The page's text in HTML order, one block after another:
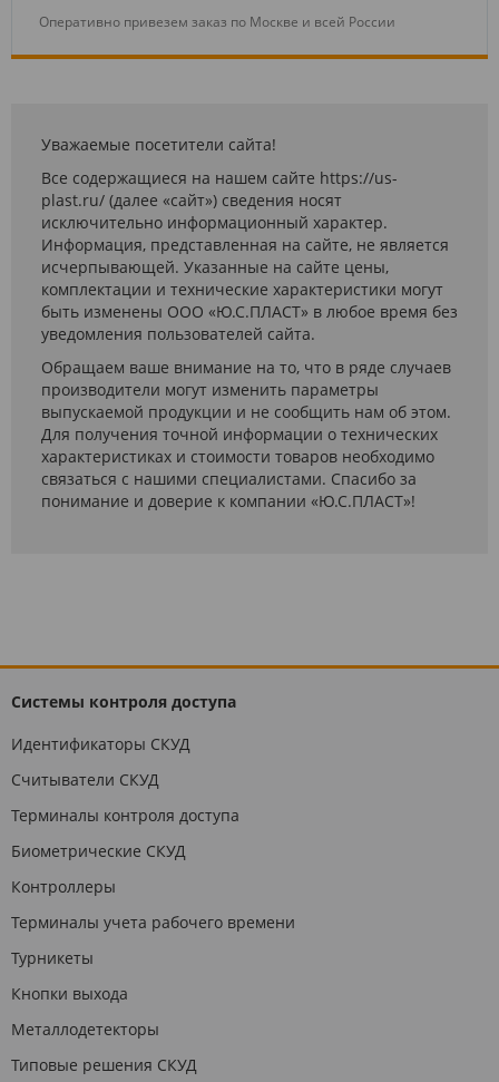
Оперативно привезем заказ по Москве и всей России
Уважаемые посетители сайта!
Все содержащиеся на нашем сайте https://us-
plast.ru/ (далее «сайт») сведения носят
исключительно информационный характер.
Информация, представленная на сайте, не является
исчерпывающей. Указанные на сайте цены,
комплектации и технические характеристики могут
быть изменены ООО «Ю.С.ПЛАСТ» в любое время без
уведомления пользователей сайта.
Обращаем ваше внимание на то, что в ряде случаев
производители могут изменить параметры
выпускаемой продукции и не сообщить нам об этом.
Для получения точной информации о технических
характеристиках и стоимости товаров необходимо
связаться с нашими специалистами. Спасибо за
понимание и доверие к компании «Ю.С.ПЛАСТ»!
Системы контроля доступа
Идентификаторы СКУД
Считыватели СКУД
Терминалы контроля доступа
Биометрические СКУД
Контроллеры
Терминалы учета рабочего времени
Турникеты
Кнопки выхода
Металлодетекторы
Типовые решения СКУД